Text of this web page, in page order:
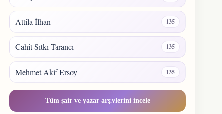
Attila İlhan 135
Cahit Sıtkı Tarancı 135
Mehmet Akif Ersoy 135
Tüm şair ve yazar arşivlerini incele